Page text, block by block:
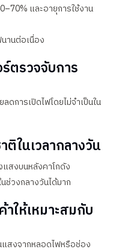
และอายุการใช้งาน
านต่อเนื่อง
ตรวจจับการ
ดการเปิดไฟโดยไม่จำเป็นใน
ติในเวลากลางวัน
สงบนหลังคาโกดัง
ช่วงกลางวันได้มาก
ให้เหมาะสมกับ
สงจากหลอดไฟหรือช่อง